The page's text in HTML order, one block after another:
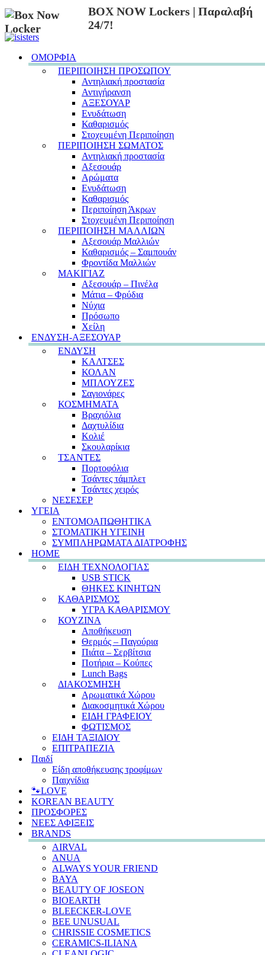
BOX NOW Lockers | Παραλαβή
24/7!
ΟΜΟΡΦΙΑ
ΠΕΡΙΠΟΙΗΣΗ ΠΡΟΣΩΠΟΥ
Αντηλιακή προστασία
Αντιγήρανση
ΑΞΕΣΟΥΑΡ
Ενυδάτωση
Καθαρισμός
Στοχευμένη Περιποίηση
ΠΕΡΙΠΟΙΗΣΗ ΣΩΜΑΤΟΣ
Αντηλιακή προστασία
Αξεσουάρ
Αρώματα
Ενυδάτωση
Καθαρισμός
Περιποίηση Άκρων
Στοχευμένη Περιποίηση
ΠΕΡΙΠΟΙΗΣΗ ΜΑΛΛΙΩΝ
Αξεσουάρ Μαλλιών
Καθαρισμός – Σαμπουάν
Φροντίδα Μαλλιών
ΜΑΚΙΓΙΑΖ
Αξεσουάρ – Πινέλα
Μάτια – Φρύδια
Νύχια
Πρόσωπο
Χείλη
ΕΝΔΥΣΗ-ΑΞΕΣΟΥΑΡ
ΕΝΔΥΣΗ
ΚΑΛΤΣΕΣ
ΚΟΛΑΝ
ΜΠΛΟΥΖΕΣ
Σαγιονάρες
ΚΟΣΜΗΜΑΤΑ
Βραχιόλια
Δαχτυλίδια
Κολιέ
Σκουλαρίκια
ΤΣΑΝΤΕΣ
Πορτοφόλια
Τσάντες τάμπλετ
Τσάντες χειρός
ΝΕΣΕΣΕΡ
ΥΓΕΙΑ
ΕΝΤΟΜΟΑΠΩΘΗΤΙΚΑ
ΣΤΟΜΑΤΙΚΗ ΥΓΕΙΝΗ
ΣΥΜΠΛΗΡΩΜΑΤΑ ΔΙΑΤΡΟΦΗΣ
HOME
ΕΙΔΗ ΤΕΧΝΟΛΟΓΙΑΣ
USB STICK
ΘΗΚΕΣ ΚΙΝΗΤΩΝ
ΚΑΘΑΡΙΣΜΟΣ
ΥΓΡΑ ΚΑΘΑΡΙΣΜΟΥ
ΚΟΥΖΙΝΑ
Αποθήκευση
Θερμός – Παγούρια
Πιάτα – Σερβίτσια
Ποτήρια – Κούπες
Lunch Bags
ΔΙΑΚΟΣΜΗΣΗ
Αρωματικά Χώρου
Διακοσμητικά Χώρου
ΕΙΔΗ ΓΡΑΦΕΙΟΥ
ΦΩΤΙΣΜΟΣ
ΕΙΔΗ ΤΑΞΙΔΙΟΥ
ΕΠΙΤΡΑΠΕΖΙΑ
Παιδί
Είδη αποθήκευσης τροφίμων
Παιχνίδια
🐾LOVE
KOREAN BEAUTY
ΠΡΟΣΦΟΡΕΣ
ΝΕΕΣ ΑΦΙΞΕΙΣ
BRANDS
AIRVAL
ANUA
ALWAYS YOUR FRIEND
BAYA
BEAUTY OF JOSEON
BIOEARTH
BLEECKER-LOVE
BEE UNUSUAL
CHRISSIE COSMETICS
CERAMICS-ILIANA